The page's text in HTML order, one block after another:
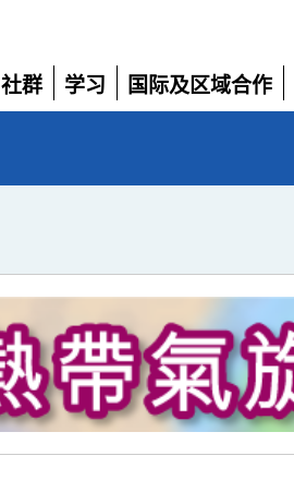
社群
展
学习
展
国际及区域合作
展